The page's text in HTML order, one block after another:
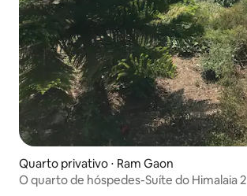
Quarto privativo ⋅ Ram Gaon
O quarto de hóspedes-Suíte do Himalaia 2